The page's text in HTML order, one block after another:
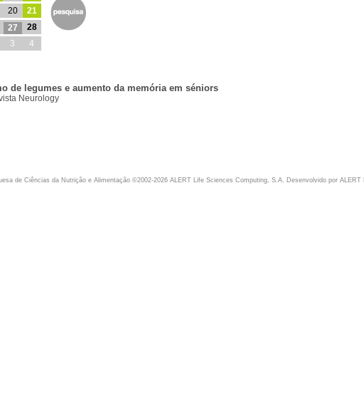
20
21
27
28
3 4
de legumes e aumento da memória em séniors
Neurology
de Ciências da Nutrição e Alimentação ©2002-2026 ALERT Life Sciences Computing, S.A. Desenvolvido por ALERT